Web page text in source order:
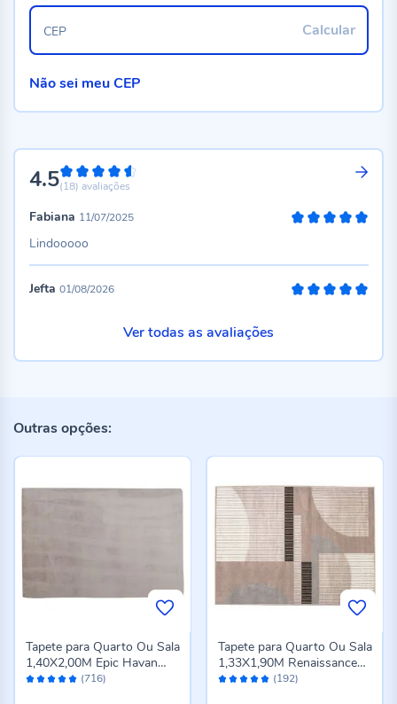
4.590%
(18) avaliações
Fabiana 11/07/2025
Lindooooo
Jefta 01/08/2026
Ver todas as avaliações
Calcular
CEP
Não sei meu CEP
Outras opções:
Avaliação: (716)
Tapete para Quarto Ou Sala
1,40X2,00M Epic Havan
Casa - Cinza Novo
Avaliação: (192)
Tapete para Quarto Ou Sala
1,33X1,90M Renaissance
Havan Casa - Genova